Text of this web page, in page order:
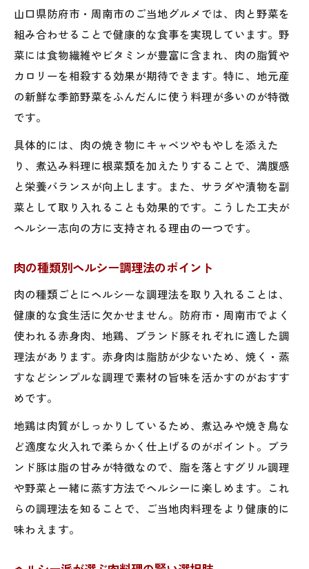
山口県防府市・周南市のご当地グルメでは、肉と野菜を
組み合わせることで健康的な食事を実現しています。野
菜には食物繊維やビタミンが豊富に含まれ、肉の脂質や
カロリーを相殺する効果が期待できます。特に、地元産
の新鮮な季節野菜をふんだんに使う料理が多いのが特徴
です。
具体的には、肉の焼き物にキャベツやもやしを添えた
り、煮込み料理に根菜類を加えたりすることで、満腹感
と栄養バランスが向上します。また、サラダや漬物を副
菜として取り入れることも効果的です。こうした工夫が
ヘルシー志向の方に支持される理由の一つです。
肉の種類別ヘルシー調理法のポイント
肉の種類ごとにヘルシーな調理法を取り入れることは、
健康的な食生活に欠かせません。防府市・周南市でよく
使われる赤身肉、地鶏、ブランド豚それぞれに適した調
理法があります。赤身肉は脂肪が少ないため、焼く・蒸
すなどシンプルな調理で素材の旨味を活かすのがおすす
めです。
地鶏は肉質がしっかりしているため、煮込みや焼き鳥な
ど適度な火入れで柔らかく仕上げるのがポイント。ブラ
ンド豚は脂の甘みが特徴なので、脂を落とすグリル調理
や野菜と一緒に蒸す方法でヘルシーに楽しめます。これ
らの調理法を知ることで、ご当地肉料理をより健康的に
味わえます。